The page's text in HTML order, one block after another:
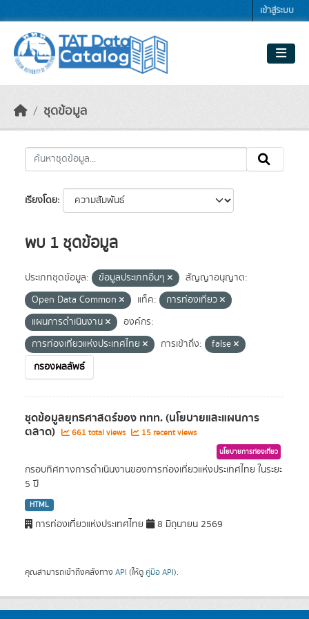
เข้าสู่ระบบ
ชุดข้อมูล
เรียงโดย
พบ 1 ชุดข้อมูล
ประเภทชุดข้อมูล: ข้อมูลประเภทอื่นๆ
สัญญาอนุญาต:
Open Data Common
แท็ค:
การท่องเที่ยว
แผนการดำเนินงาน
องค์กร:
การท่องเที่ยวแห่งประเทศไทย
การเข้าถึง:
false
กรองผลลัพธ์
ชุดข้อมูลยุทธศาสตร์ของ ททท. (นโยบายและแผนการ
ตลาด) 661 total views 15 recent views
นโยบายการท่องเที่ยว
กรอบทิศทางการดำเนินงานของการท่องเที่ยวแห่งประเทศไทย ในระยะ
5 ปี
HTML
การท่องเที่ยวแห่งประเทศไทย 8 มิถุนายน 2569
คุณสามารถเข้าถึงคลังทาง API (ให้ดู คู่มือ API).